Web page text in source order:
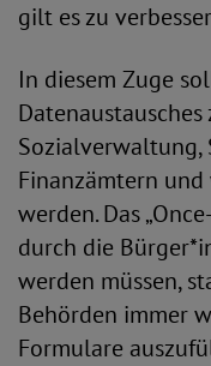
gilt es zu
In diesem Zuge
Sozialverwaltung,
Finanzämtern
werden. Das
durch die
werden müssen,
Behörden immer
Formulare